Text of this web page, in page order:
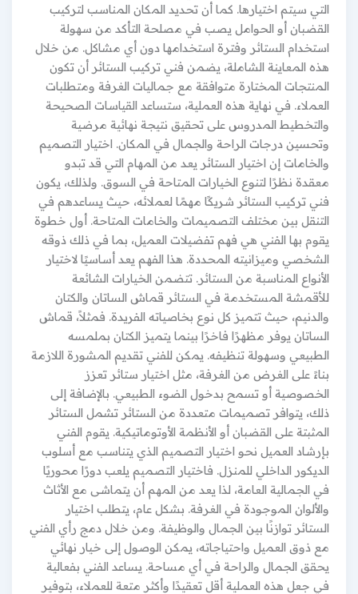
التي سيتم اختيارها. كما أن تحديد المكان المناسب لتركيب
القضبان أو الحوامل يصب في مصلحة التأكد من سهولة
استخدام الستائر وفترة استخدامها دون أي مشاكل. من خلال
هذه المعاينة الشاملة، يضمن فني تركيب الستائر أن تكون
المنتجات المختارة متوافقة مع جماليات الغرفة ومتطلبات
العملاء. في نهاية هذه العملية، ستساعد القياسات الصحيحة
والتخطيط المدروس على تحقيق نتيجة نهائية مرضية
وتحسين درجات الراحة والجمال في المكان. اختيار التصميم
والخامات إن اختيار الستائر يعد من المهام التي قد تبدو
معقدة نظرًا لتنوع الخيارات المتاحة في السوق. ولذلك، يكون
فني تركيب الستائر شريكًا مهمًا لعملائه، حيث يساعدهم في
التنقل بين مختلف التصميمات والخامات المتاحة. أول خطوة
يقوم بها الفني هي فهم تفضيلات العميل، بما في ذلك ذوقه
الشخصي وميزانيته المحددة. هذا الفهم يعد أساسيًا لاختيار
الأنواع المناسبة من الستائر. تتضمن الخيارات الشائعة
للأقمشة المستخدمة في الستائر قماش الساتان والكتان
والدنيم، حيث تتميز كل نوع بخاصياته الفريدة. فمثلاً، قماش
الساتان يوفر مظهرًا فاخرًا بينما يتميز الكتان بملمسه
الطبيعي وسهولة تنظيفه. يمكن للفني تقديم المشورة اللازمة
بناءً على الغرض من الغرفة، مثل اختيار ستائر تعزز
الخصوصية أو تسمح بدخول الضوء الطبيعي. بالإضافة إلى
ذلك، يتوافر تصميمات متعددة من الستائر تشمل الستائر
المثبتة على القضبان أو الأنظمة الأوتوماتيكية. يقوم الفني
بإرشاد العميل نحو اختيار التصميم الذي يتناسب مع أسلوب
الديكور الداخلي للمنزل. فاختيار التصميم يلعب دورًا محوريًا
في الجمالية العامة، لذا يعد من المهم أن يتماشى مع الأثاث
والألوان الموجودة في الغرفة. بشكل عام، يتطلب اختيار
الستائر توازنًا بين الجمال والوظيفة. ومن خلال دمج رأي الفني
مع ذوق العميل واحتياجاته، يمكن الوصول إلى خيار نهائي
يحقق الجمال والراحة في أي مساحة. يساعد الفني بفعالية
في جعل هذه العملية أقل تعقيدًا وأكثر متعة للعملاء، بتوفير